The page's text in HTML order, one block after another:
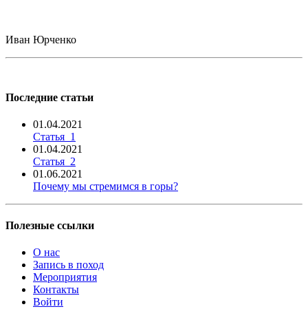
Иван Юрченко
Последние статьи
01.04.2021
Статья_1
01.04.2021
Статья_2
01.06.2021
Почему мы стремимся в горы?
Полезные ссылки
О нас
Запись в поход
Мероприятия
Контакты
Войти